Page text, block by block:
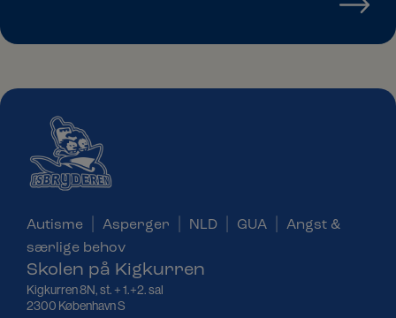
Autisme Asperger NLD GUA
Angst &
særlige behov
Skolen på Kigkurren
Kigkurren 8N, st. + 1.+2. sal
2300 København S